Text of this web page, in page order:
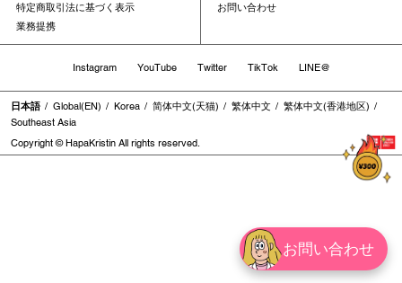
お問い合わせ
特定商取引法に基づく表示
業務提携
お問い合わせ
Instagram YouTube Twitter TikTok LINE@
日本語 Global(EN) Korea 简体中文(天猫) 繁体中文
繁体中文(香港地区)
Southeast Asia
Copyright © HapaKristin All rights reserved.